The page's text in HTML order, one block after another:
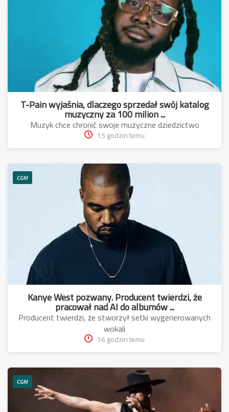
T-Pain wyjaśnia, dlaczego sprzedał swój katalog
muzyczny za 100 milion ...
Muzyk chce chronić swoje muzyczne dziedzictwo
15 godzin temu
CGM
Kanye West pozwany. Producent twierdzi, że
pracował nad AI do albumów ...
Producent twierdzi, że stworzył setki wygenerowanych
wokali
16 godzin temu
CGM